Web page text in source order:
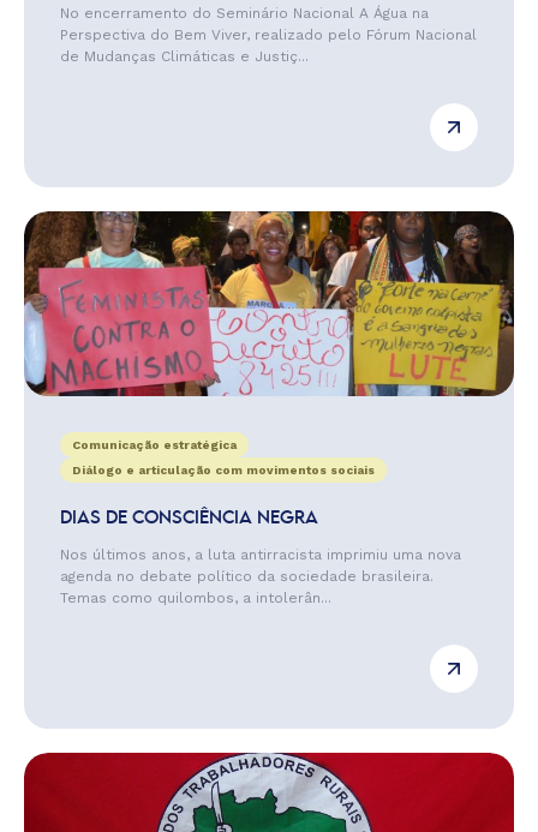
No encerramento do Seminário Nacional A Água na
Perspectiva do Bem Viver, realizado pelo Fórum Nacional
de Mudanças Climáticas e Justiç...
Comunicação estratégica
Diálogo e articulação com movimentos sociais
DIAS DE CONSCIÊNCIA NEGRA
Nos últimos anos, a luta antirracista imprimiu uma nova
agenda no debate político da sociedade brasileira.
Temas como quilombos, a intolerân...